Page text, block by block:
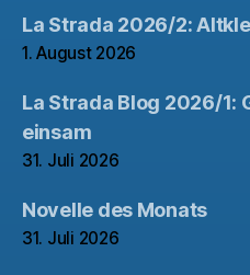
La Strada 2026/2:
1. August 2026
La Strada Blog 2026/1:
einsam
31. Juli 2026
Novelle des Monats
31. Juli 2026